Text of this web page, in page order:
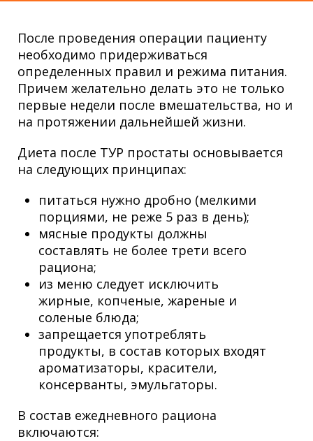
После проведения операции пациенту
необходимо придерживаться
определенных правил и режима питания.
Причем желательно делать это не только
первые недели после вмешательства, но и
на протяжении дальнейшей жизни.
Диета после ТУР простаты основывается
на следующих принципах:
питаться нужно дробно (мелкими
порциями, не реже 5 раз в день);
мясные продукты должны
составлять не более трети всего
рациона;
из меню следует исключить
жирные, копченые, жареные и
соленые блюда;
запрещается употреблять
продукты, в состав которых входят
ароматизаторы, красители,
консерванты, эмульгаторы.
В состав ежедневного рациона
включаются: